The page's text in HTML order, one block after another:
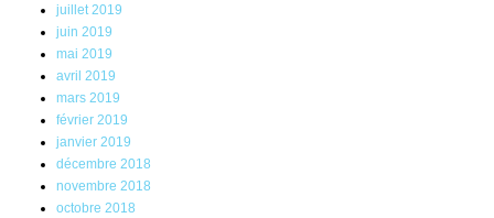
juillet 2019
juin 2019
mai 2019
avril 2019
mars 2019
février 2019
janvier 2019
décembre 2018
novembre 2018
octobre 2018